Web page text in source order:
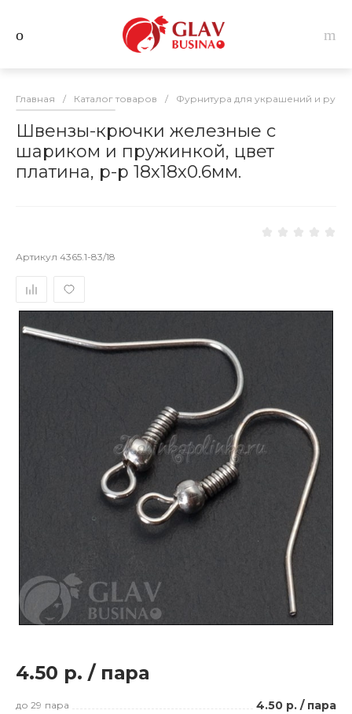
Главная / Каталог товаров / Фурнитура для украшений и
Швензы-крючки железные с
шариком и пружинкой, цвет
платина, р-р 18х18х0.6мм.
Артикул 4365.1-83/18
4.50 р. / пара
до 29 пара 4.50 р. / пара